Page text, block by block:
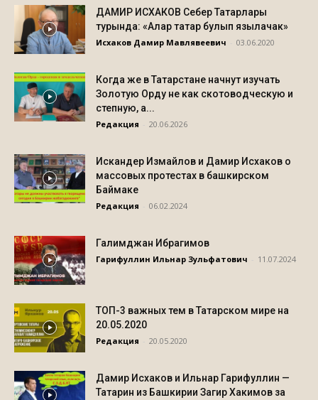
ДАМИР ИСХАКОВ Себер Татарлары
турында: «Алар татар булып язылачак»
Исхаков Дамир Мавлявеевич 03.06.2020
Когда же в Татарстане начнут изучать
Золотую Орду не как скотоводческую и
степную, а...
Редакция 20.06.2026
Искандер Измайлов и Дамир Исхаков о
массовых протестах в башкирском
Баймаке
Редакция 06.02.2024
Галимджан Ибрагимов
Гарифуллин Ильнар Зульфатович 11.07.2024
ТОП-3 важных тем в Татарском мире на
20.05.2020
Редакция 20.05.2020
Дамир Исхаков и Ильнар Гарифуллин —
Татарин из Башкирии Загир Хакимов за